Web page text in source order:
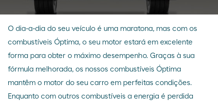
Transportador
O dia-a-dia do seu veículo é uma maratona, mas com os
combustíveis Óptima, o seu motor estará em excelente
forma para obter o máximo desempenho. Graças à sua
fórmula melhorada, os nossos combustíveis Óptima
mantêm o motor do seu carro em perfeitas condições.
Enquanto com outros combustíveis a energia é perdida